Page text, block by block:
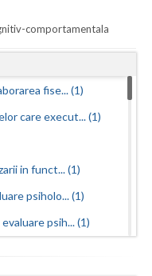
comportamentala
fise... (1)
care execut... (1)
in funct... (1)
psiholo... (1)
psih... (1)